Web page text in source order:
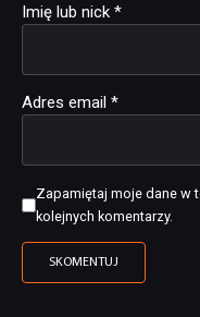
Imię lub nick *
Adres email *
Zapamiętaj moje dane w
kolejnych komentarzy.